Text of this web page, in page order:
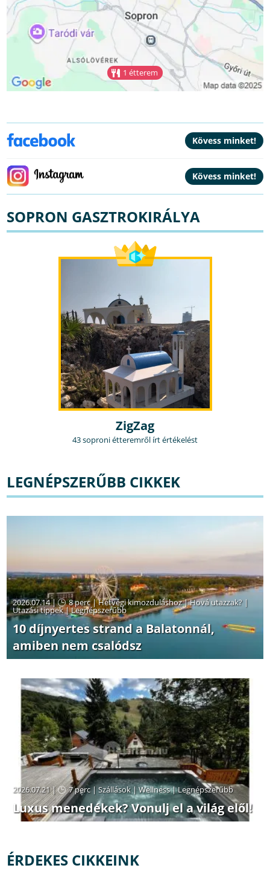
1 étterem
SOPRON GASZTROKIRÁLYA
ZigZag
43 soproni étteremről írt értékelést
LEGNÉPSZERŰBB CIKKEK
2026.07.14 | 8 perc|Hétvégi kimozduláshoz|Hová utazzak? |
Utazási tippek|Legnépszerűbb
10 díjnyertes strand a Balatonnál,
amiben nem csalódsz
2026.07.21 | 7 perc|Szállások|Wellness|Legnépszerűbb
Luxus menedékek? Vonulj el a világ elől!
ÉRDEKES CIKKEINK